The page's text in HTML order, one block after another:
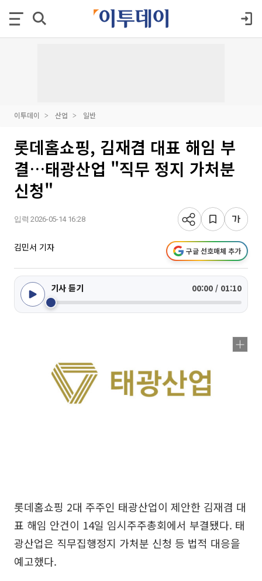
이투데이 산업 일반
롯데홈쇼핑, 김재겸 대표 해임 부
결…태광산업 "직무 정지 가처분
신청"
입력 2026-05-14 16:28
김민서 기자 구글 선호매체 추가
기사 듣기 00:00 / 01:10
롯데홈쇼핑 2대 주주인 태광산업이 제안한 김재겸 대
표 해임 안건이 14일 임시주주총회에서 부결됐다. 태
광산업은 직무집행정지 가처분 신청 등 법적 대응을
예고했다.